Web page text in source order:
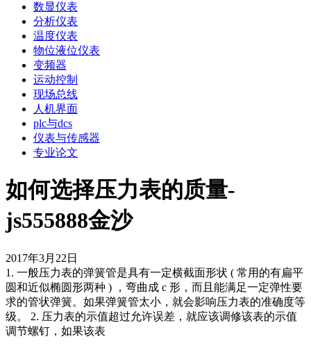
数显仪表
分析仪表
温度仪表
物位液位仪表
变频器
运动控制
现场总线
人机界面
plc与dcs
仪表与传感器
专业论文
如何选择压力表的质量-
js555888金沙
2017年3月22日
1. 一般压力表的弹簧管是具有一定横截面形状 ( 常用的有扁平
圆和近似椭圆形两种 ) ，弯曲成 c 形，而且能满足一定弹性要
求的管状弹簧。如果弹簧管太小，就会影响压力表的准确度等
级。 2. 压力表的示值超过允许误差，就应该调修该表的示值
调节螺钉，如果该表